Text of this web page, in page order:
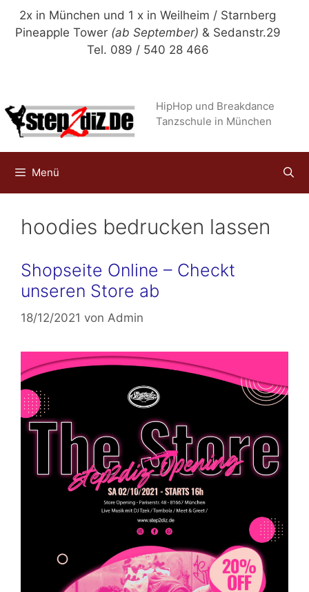
Zum
Inhalt
2x in München und 1 x in Weilheim / Starnberg
Pineapple Tower (ab September) & Sedanstr.29
Tel. 089 / 540 28 466
HipHop und Breakdance
Tanzschule in München
Menü
hoodies bedrucken lassen
Shopseite Online – Checkt
unseren Store ab
18/12/2021 von Admin